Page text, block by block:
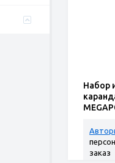
Набор
заказ